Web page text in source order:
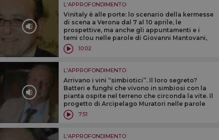
L'APPROFONDIMENTO
Vinitaly è alle porte: lo scenario della kermesse
di scena a Verona dal 7 al 10 aprile, le
prospettive, ma anche gli appuntamenti e i
temi clou nelle parole di Giovanni Mantovani,
dg VeronaFiere, e Gianni Bruno, Brand Manager
di Vinitaly
10:02
L'APPROFONDIMENTO
Arrivano i vini ‘‘simbiotici’’. Il loro segreto?
Batteri e funghi che vivono in simbiosi con la
pianta ospite nel terreno che circonda la vite. Il
progetto di Arcipelago Muratori nelle parole
del direttore enologo Francesco Iacono
7:51
L'APPROFONDIMENTO